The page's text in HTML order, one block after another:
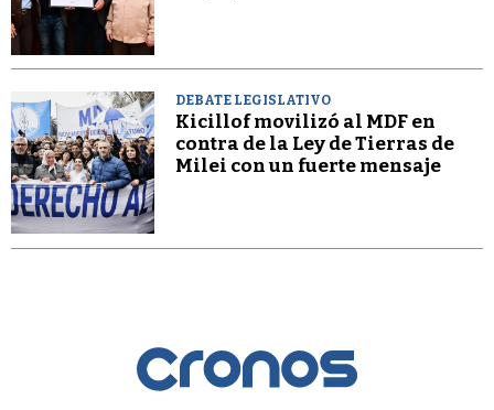
DEBATE LEGISLATIVO
Kicillof movilizó al MDF en
contra de la Ley de Tierras de
Milei con un fuerte mensaje